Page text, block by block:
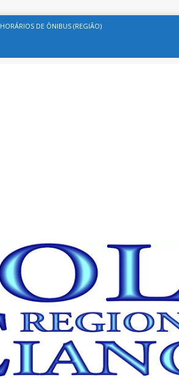
HORÁRIOS DE ÔNIBUS (REGIÃO)